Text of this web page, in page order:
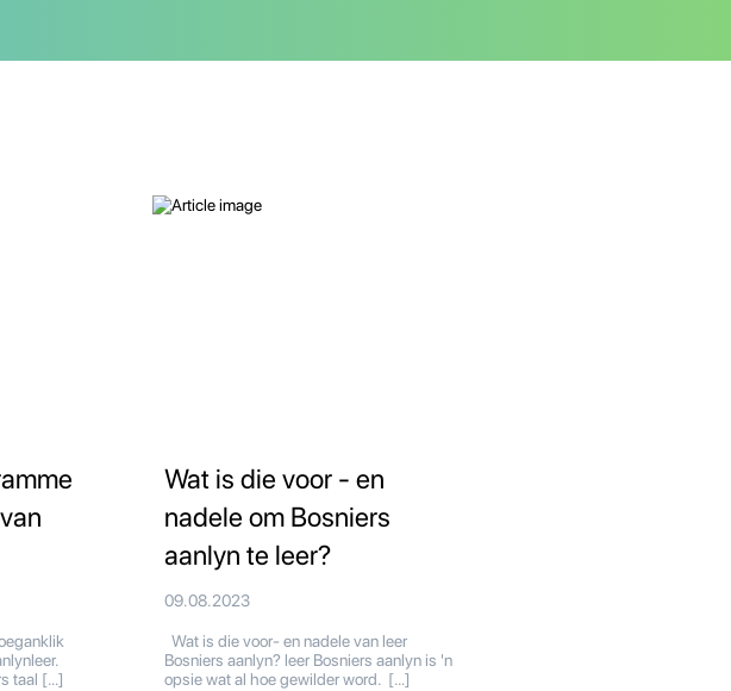
taal […]
Wat is die voor - en
nadele om Bosniers
aanlyn te leer?
09.08.2023
Wat is die voor- en nadele van leer
Bosniers aanlyn? leer Bosniers aanlyn is 'n
opsie wat al hoe gewilder word. […]